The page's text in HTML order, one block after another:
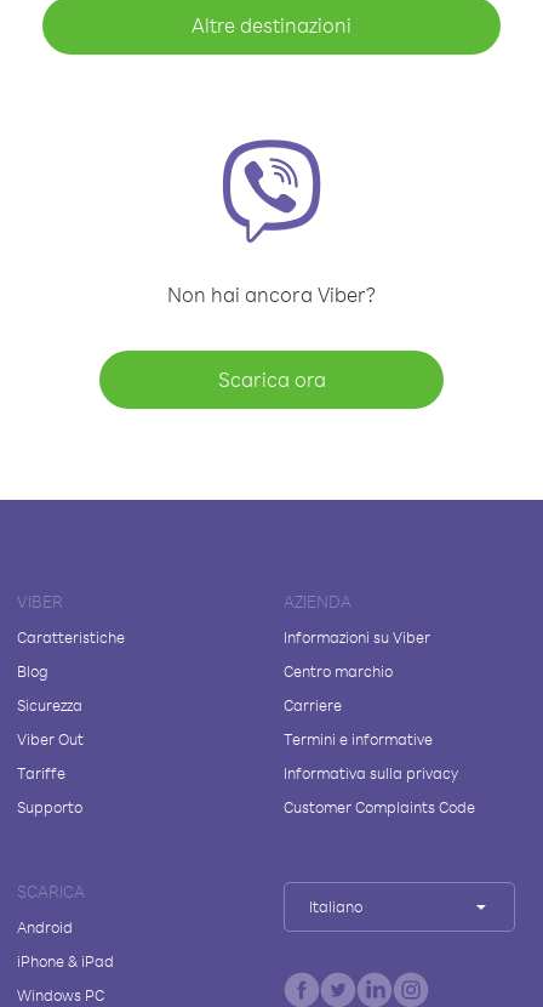
Altre destinazioni
Non hai ancora Viber?
Scarica ora
VIBER
Caratteristiche
Blog
Sicurezza
Viber Out
Tariffe
Supporto
AZIENDA
Informazioni su Viber
Centro marchio
Carriere
Termini e informative
Informativa sulla privacy
Customer Complaints Code
SCARICA
Android
iPhone & iPad
Windows PC
Italiano